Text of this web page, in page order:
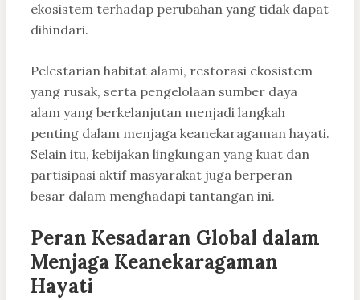
ekosistem terhadap perubahan yang tidak dapat
dihindari.
Pelestarian habitat alami, restorasi ekosistem
yang rusak, serta pengelolaan sumber daya
alam yang berkelanjutan menjadi langkah
penting dalam menjaga keanekaragaman hayati.
Selain itu, kebijakan lingkungan yang kuat dan
partisipasi aktif masyarakat juga berperan
besar dalam menghadapi tantangan ini.
Peran Kesadaran Global dalam
Menjaga Keanekaragaman
Hayati